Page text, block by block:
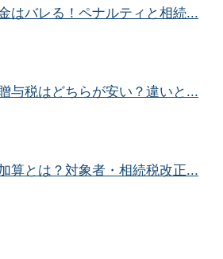
はバレる！ペナルティと相続...
与税はどちらが安い？違いと...
算とは？対象者・相続税改正...